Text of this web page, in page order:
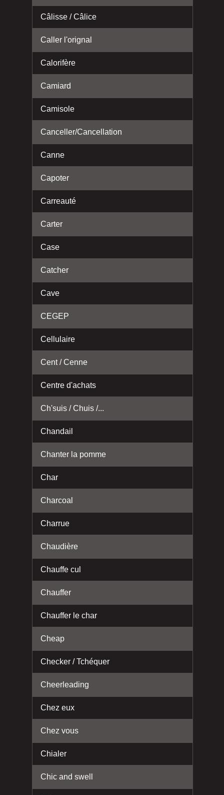
Câlisse / Câlice
Caller l'orignal
Calorifère
Camiard
Camisole
Canceller/Cancellation
Canne
Capoter
Carreauté
Carter
Case
Catcher
Cave
CEGEP
Cellulaire
Cent / Cenne
Centre d'achats
Ch'suis / Chuis /...
Chandail
Chanter la pomme
Char
Charcoal
Charrue
Chaudière
Chauffe cul
Chauffer
Chauffer le char
Cheap
Checker / Tchéquer
Cheerleading
Chez eux
Chez vous
Chialer
Chic and swell